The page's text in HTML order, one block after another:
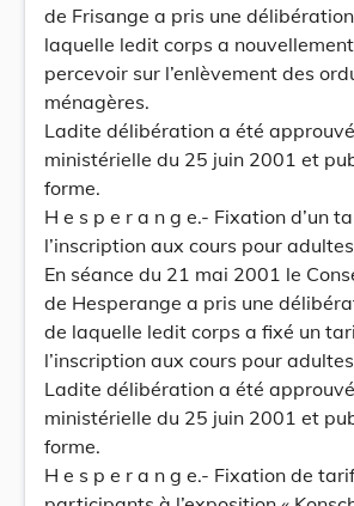
de Frisange a pris une
laquelle ledit corps a
percevoir sur l’enlèvement des
ménagères.
Ladite délibération a été
ministérielle du 25 juin 2001 et
forme.
H e s p e r a n g e.- Fixation d’un
l’inscription aux cours pour
En séance du 21 mai 2001 le
de Hesperange a pris une
de laquelle ledit corps a fixé un
l’inscription aux cours pour
Ladite délibération a été
ministérielle du 25 juin 2001 et
forme.
H e s p e r a n g e.- Fixation de